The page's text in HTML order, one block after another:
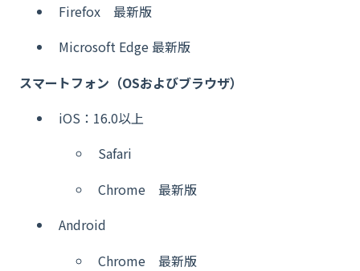
Firefox 最新版
Microsoft Edge 最新版
スマートフォン（OSおよびブラウザ）
iOS：16.0以上
Safari
Chrome 最新版
Android
Chrome 最新版